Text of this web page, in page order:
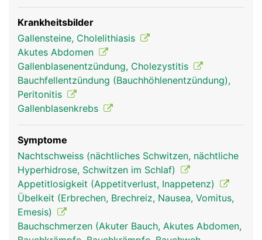
notwendig, entfernt werden.
Krankheitsbilder
Gallensteine, Cholelithiasis
Akutes Abdomen
Gallenblasenentzündung, Cholezystitis
Bauchfellentzündung (Bauchhöhlenentzündung),
Peritonitis
Gallenblasenkrebs
Symptome
Nachtschweiss (nächtliches Schwitzen, nächtliche
Hyperhidrose, Schwitzen im Schlaf)
Appetitlosigkeit (Appetitverlust, Inappetenz)
Übelkeit (Erbrechen, Brechreiz, Nausea, Vomitus,
Emesis)
Bauchschmerzen (Akuter Bauch, Akutes Abdomen,